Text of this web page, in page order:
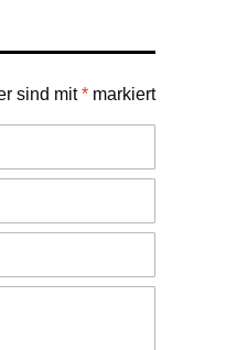
sind mit* markiert